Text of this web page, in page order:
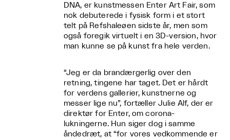
DNA, er kunstmessen Enter Art Fair, som
nok debuterede i fysisk form i et stort
telt på Refshaleøen sidste år, men som
også foregik virtuelt i en 3D-version, hvor
man kunne se på kunst fra hele verden.
“Jeg er da brandærgerlig over den
retning, tingene har taget. Det er hårdt
for verdens gallerier, kunstnerne og
messer lige nu”, fortæller Julie Alf, der er
direktør for Enter, om corona-
lukningerne. Hun siger dog i samme
åndedræt, at “for vores vedkommende er